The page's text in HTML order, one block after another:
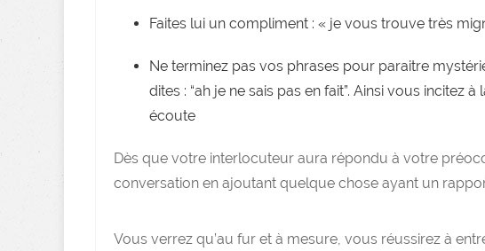
Faites lui un compliment : « je vous trouve très
Ne terminez pas vos phrases pour paraitre
dites : “ah je ne sais pas en fait”. Ainsi vous incitez
écoute
Dès que votre interlocuteur aura répondu à votre
conversation en ajoutant quelque chose ayant un
Vous verrez qu’au fur et à mesure, vous réussirez à